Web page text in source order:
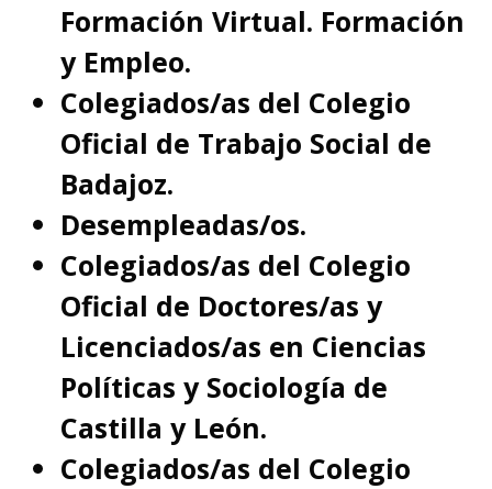
Formación Virtual. Formación
y Empleo.
Colegiados/as del Colegio
Oficial de Trabajo Social de
Badajoz.
Desempleadas/os.
Colegiados/as del Colegio
Oficial de Doctores/as y
Licenciados/as en Ciencias
Políticas y Sociología de
Castilla y León.
Colegiados/as del Colegio